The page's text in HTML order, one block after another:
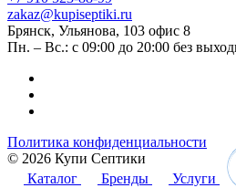
zakaz@kupiseptiki.ru
Брянск, Ульянова, 103 офис 8
Пн. – Вс.: с 09:00 до 20:00 без
Политика конфиденциальности
© 2026 Купи Септики
Каталог
Бренды Услуги